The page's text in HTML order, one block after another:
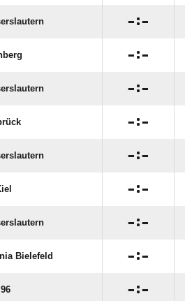
:
:
:
:
:
:
:
Bielefeld :
: